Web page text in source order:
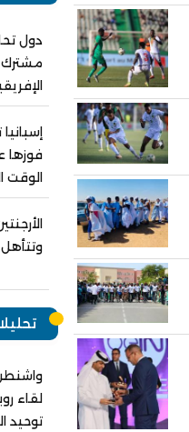
دول
مشترك
الإفريقية
فوزها
الوقت
لقاء
توحيد